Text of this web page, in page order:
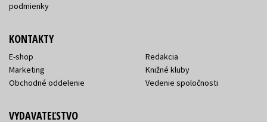
podmienky
KONTAKTY
E-shop
Marketing
Obchodné oddelenie
Redakcia
Knižné kluby
Vedenie spoločnosti
VYDAVATEĽSTVO